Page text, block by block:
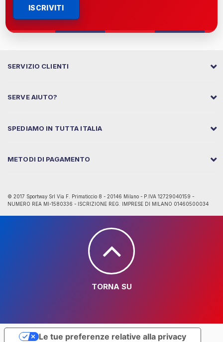
ISCRIVITI
SERVIZIO CLIENTI
SERVE AIUTO?
SPEDIAMO IN TUTTA ITALIA
METODI DI PAGAMENTO
© 2017 Sportway Srl Via F. Primaticcio 8 - 20146 Milano - P.IVA 12729040159 -
NUMERO REA MI-1580336 - ISCRIZIONE REG. IMPRESE DI MILANO 01460500034
TORNA SU
Le tue preferenze relative alla privacy